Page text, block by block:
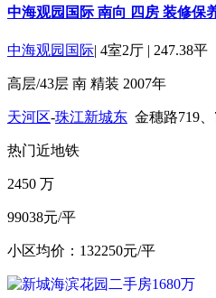
中海观园国际 南向 四房 装修保
中海观园国际| 4室2厅 | 247.38平
高层/43层 南 精装 2007年
天河区-珠江新城东 金穗路719
热门近地铁
2450 万
99038元/平
小区均价：132250元/平